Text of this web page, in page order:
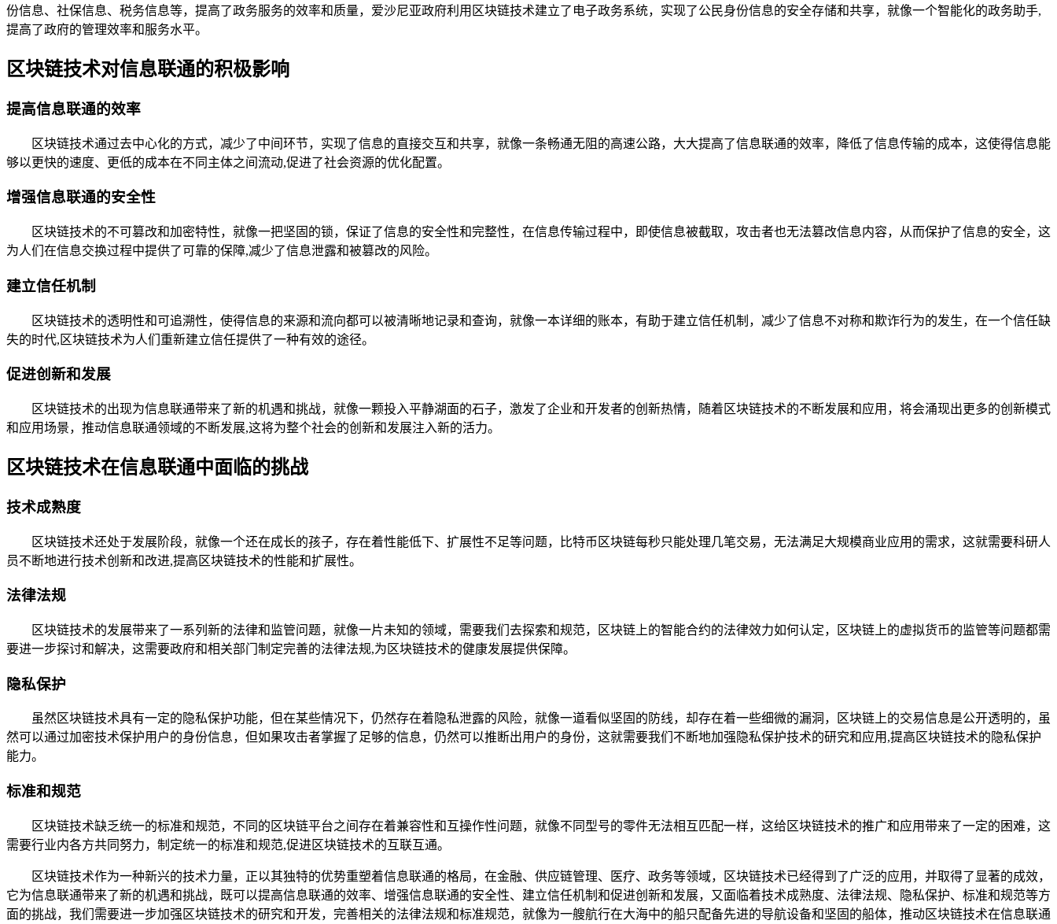
份信息、社保信息、税务信息等，提高了政务服务的效率和质量，爱沙尼亚政府利用区块链技术建立了电子政务系统，实现了公民身份信息的安全存储和共享，就像一个智能化的政务助手,
提高了政府的管理效率和服务水平。
区块链技术对信息联通的积极影响
提高信息联通的效率
区块链技术通过去中心化的方式，减少了中间环节，实现了信息的直接交互和共享，就像一条畅通无阻的高速公路，大大提高了信息联通的效率，降低了信息传输的成本，这使得信息能
够以更快的速度、更低的成本在不同主体之间流动,促进了社会资源的优化配置。
增强信息联通的安全性
区块链技术的不可篡改和加密特性，就像一把坚固的锁，保证了信息的安全性和完整性，在信息传输过程中，即使信息被截取，攻击者也无法篡改信息内容，从而保护了信息的安全，这
为人们在信息交换过程中提供了可靠的保障,减少了信息泄露和被篡改的风险。
建立信任机制
区块链技术的透明性和可追溯性，使得信息的来源和流向都可以被清晰地记录和查询，就像一本详细的账本，有助于建立信任机制，减少了信息不对称和欺诈行为的发生，在一个信任缺
失的时代,区块链技术为人们重新建立信任提供了一种有效的途径。
促进创新和发展
区块链技术的出现为信息联通带来了新的机遇和挑战，就像一颗投入平静湖面的石子，激发了企业和开发者的创新热情，随着区块链技术的不断发展和应用，将会涌现出更多的创新模式
和应用场景，推动信息联通领域的不断发展,这将为整个社会的创新和发展注入新的活力。
区块链技术在信息联通中面临的挑战
技术成熟度
区块链技术还处于发展阶段，就像一个还在成长的孩子，存在着性能低下、扩展性不足等问题，比特币区块链每秒只能处理几笔交易，无法满足大规模商业应用的需求，这就需要科研人
员不断地进行技术创新和改进,提高区块链技术的性能和扩展性。
法律法规
区块链技术的发展带来了一系列新的法律和监管问题，就像一片未知的领域，需要我们去探索和规范，区块链上的智能合约的法律效力如何认定，区块链上的虚拟货币的监管等问题都需
要进一步探讨和解决，这需要政府和相关部门制定完善的法律法规,为区块链技术的健康发展提供保障。
隐私保护
虽然区块链技术具有一定的隐私保护功能，但在某些情况下，仍然存在着隐私泄露的风险，就像一道看似坚固的防线，却存在着一些细微的漏洞，区块链上的交易信息是公开透明的，虽
然可以通过加密技术保护用户的身份信息，但如果攻击者掌握了足够的信息，仍然可以推断出用户的身份，这就需要我们不断地加强隐私保护技术的研究和应用,提高区块链技术的隐私保护
能力。
标准和规范
区块链技术缺乏统一的标准和规范，不同的区块链平台之间存在着兼容性和互操作性问题，就像不同型号的零件无法相互匹配一样，这给区块链技术的推广和应用带来了一定的困难，这
需要行业内各方共同努力，制定统一的标准和规范,促进区块链技术的互联互通。
区块链技术作为一种新兴的技术力量，正以其独特的优势重塑着信息联通的格局，在金融、供应链管理、医疗、政务等领域，区块链技术已经得到了广泛的应用，并取得了显著的成效，
它为信息联通带来了新的机遇和挑战，既可以提高信息联通的效率、增强信息联通的安全性、建立信任机制和促进创新和发展，又面临着技术成熟度、法律法规、隐私保护、标准和规范等方
面的挑战，我们需要进一步加强区块链技术的研究和开发，完善相关的法律法规和标准规范，就像为一艘航行在大海中的船只配备先进的导航设备和坚固的船体，推动区块链技术在信息联通